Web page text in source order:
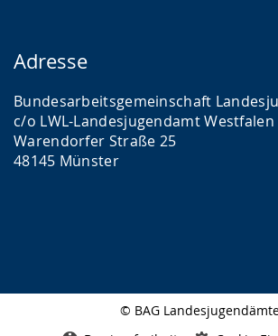
Adresse
Bundesarbeitsgemeinschaft
c/o LWL-Landesjugendamt Westfalen
Warendorfer Straße 25
48145 Münster
© BAG